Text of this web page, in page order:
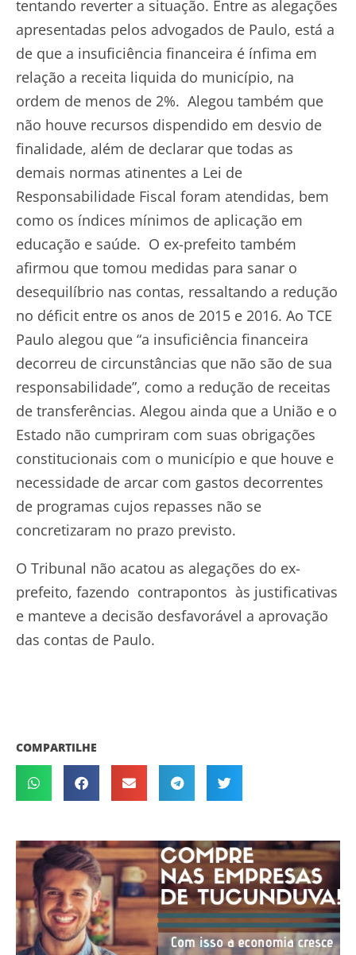
tentando reverter a situação. Entre as alegações
apresentadas pelos advogados de Paulo, está a
de que a insuficiência financeira é ínfima em
relação a receita liquida do município, na
ordem de menos de 2%. Alegou também que
não houve recursos dispendido em desvio de
finalidade, além de declarar que todas as
demais normas atinentes a Lei de
Responsabilidade Fiscal foram atendidas, bem
como os índices mínimos de aplicação em
educação e saúde. O ex-prefeito também
afirmou que tomou medidas para sanar o
desequilíbrio nas contas, ressaltando a redução
no déficit entre os anos de 2015 e 2016. Ao TCE
Paulo alegou que “a insuficiência financeira
decorreu de circunstâncias que não são de sua
responsabilidade”, como a redução de receitas
de transferências. Alegou ainda que a União e o
Estado não cumpriram com suas obrigações
constitucionais com o município e que houve e
necessidade de arcar com gastos decorrentes
de programas cujos repasses não se
concretizaram no prazo previsto.
O Tribunal não acatou as alegações do ex-
prefeito, fazendo contrapontos às justificativas
e manteve a decisão desfavorável a aprovação
das contas de Paulo.
COMPARTILHE